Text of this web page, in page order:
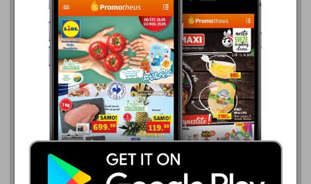
Aman
03.08.-16.08.2026
27,99 din
Kafa Nescafe